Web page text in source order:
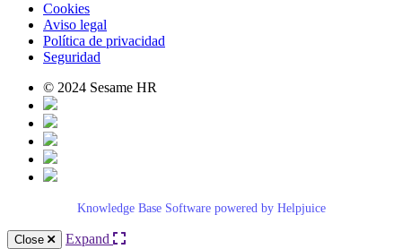
Cookies
Aviso legal
Política de privacidad
Seguridad
© 2024 Sesame HR
Knowledge Base Software powered by Helpjuice
Close Expand